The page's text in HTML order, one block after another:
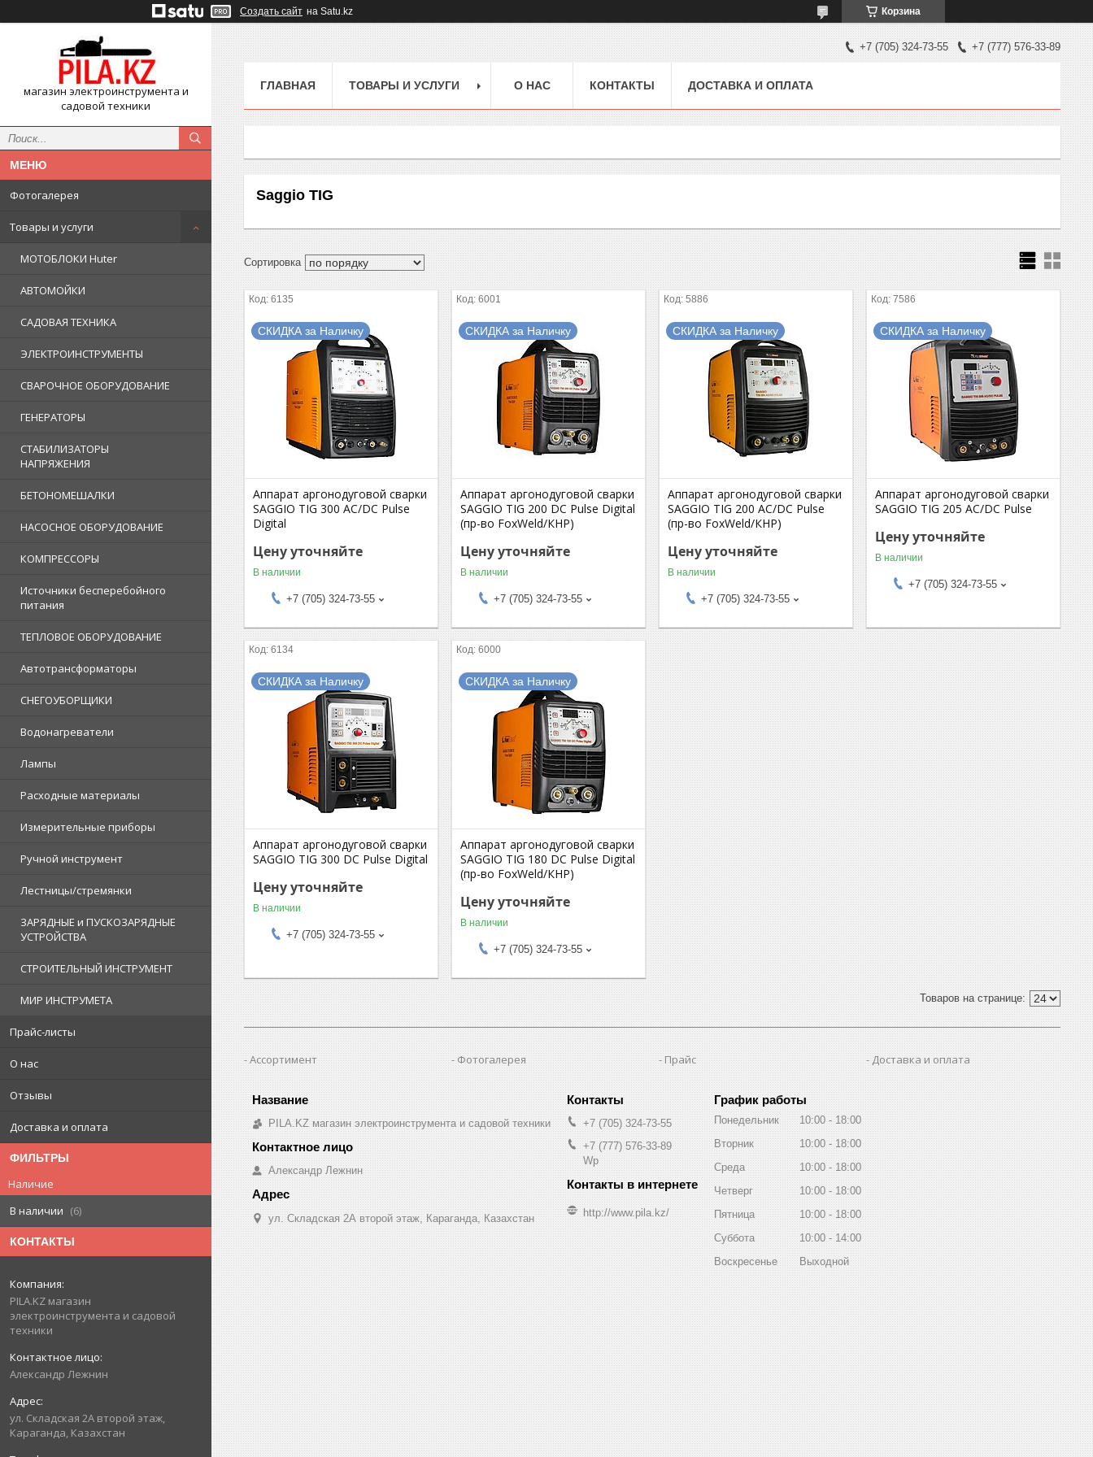
Создать сайт на Satu.kz Корзина
магазин электроинструмента и
садовой техники
Фотогалерея
Товары и услуги
МОТОБЛОКИ Huter
АВТОМОЙКИ
САДОВАЯ ТЕХНИКА
ЭЛЕКТРОИНСТРУМЕНТЫ
СВАРОЧНОЕ ОБОРУДОВАНИЕ
ГЕНЕРАТОРЫ
СТАБИЛИЗАТОРЫ
НАПРЯЖЕНИЯ
БЕТОНОМЕШАЛКИ
НАСОСНОЕ ОБОРУДОВАНИЕ
КОМПРЕССОРЫ
Источники бесперебойного
питания
ТЕПЛОВОЕ ОБОРУДОВАНИЕ
Автотрансформаторы
СНЕГОУБОРЩИКИ
Водонагреватели
Лампы
Расходные материалы
Измерительные приборы
Ручной инструмент
Лестницы/стремянки
ЗАРЯДНЫЕ и ПУСКОЗАРЯДНЫЕ
УСТРОЙСТВА
СТРОИТЕЛЬНЫЙ ИНСТРУМЕНТ
МИР ИНСТРУМЕТА
Прайс-листы
О нас
Отзывы
Доставка и оплата
ФИЛЬТРЫ
Наличие
В наличии
6
КОНТАКТЫ
PILA.KZ магазин
электроинструмента и садовой
техники
Александр Лежнин
ул. Складская 2А второй этаж,
Караганда, Казахстан
+7 (705) 324-73-55 +7 (777) 576-33-89
ГЛАВНАЯ ТОВАРЫ И УСЛУГИ О НАС КОНТАКТЫ ДОСТАВКА И ОПЛАТА
Saggio TIG
6135
СКИДКА за Наличку
Аппарат аргонодуговой сварки
SAGGIO TIG 300 AC/DC Pulse
Digital
Цену уточняйте
В наличии
+7 (705) 324-73-55
6001
СКИДКА за Наличку
Аппарат аргонодуговой сварки
SAGGIO TIG 200 DC Pulse Digital
(пр-во FoxWeld/КНР)
Цену уточняйте
В наличии
+7 (705) 324-73-55
5886
СКИДКА за Наличку
Аппарат аргонодуговой сварки
SAGGIO TIG 200 AC/DC Pulse
(пр-во FoxWeld/КНР)
Цену уточняйте
В наличии
+7 (705) 324-73-55
7586
СКИДКА за Наличку
Аппарат аргонодуговой сварки
SAGGIO TIG 205 AC/DC Pulse
Цену уточняйте
В наличии
+7 (705) 324-73-55
6134
СКИДКА за Наличку
Аппарат аргонодуговой сварки
SAGGIO TIG 300 DC Pulse Digital
Цену уточняйте
В наличии
+7 (705) 324-73-55
6000
СКИДКА за Наличку
Аппарат аргонодуговой сварки
SAGGIO TIG 180 DC Pulse Digital
(пр-во FoxWeld/КНР)
Цену уточняйте
В наличии
+7 (705) 324-73-55
Ассортимент Фотогалерея Прайс Доставка и оплата
PILA.KZ магазин электроинструмента и садовой техники
Александр Лежнин
ул. Складская 2А второй этаж, Караганда, Казахстан
+7 (705) 324-73-55
+7 (777) 576-33-89
Wp
http://www.pila.kz/
График работы
Понедельник 10:00
18:00
Вторник
10:00
18:00
Среда
10:00
18:00
Четверг
10:00
18:00
Пятница
10:00
18:00
Суббота
10:00
14:00
Воскресенье
Выходной